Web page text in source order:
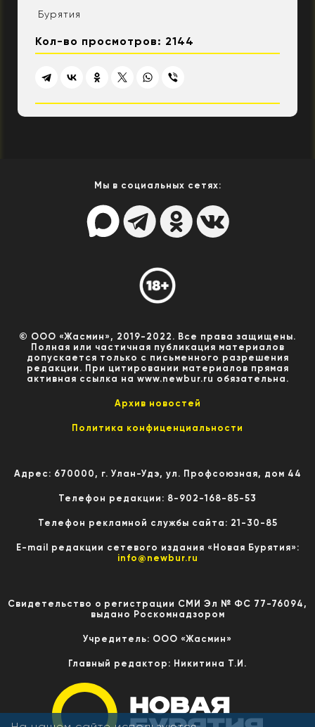
Бурятия
Кол-во просмотров: 2144
Мы в социальных сетях:
© ООО «Жасмин», 2019-2022. Все права защищены.
Полная или частичная публикация материалов
допускается только с письменного разрешения
редакции. При цитировании материалов прямая
активная ссылка на www.newbur.ru обязательна.
Архив новостей
Политика конфиценциальности
Адрес: 670000, г. Улан-Удэ, ул. Профсоюзная, дом 44
Телефон редакции: 8-902-168-85-53
Телефон рекламной службы сайта: 21-30-85
E-mail редакции сетевого издания «Новая Бурятия»:
info@newbur.ru
Свидетельство о регистрации СМИ Эл № ФС 77-76094,
выдано Роскомнадзором
Учредитель: ООО «Жасмин»
Главный редактор: Никитина Т.И.